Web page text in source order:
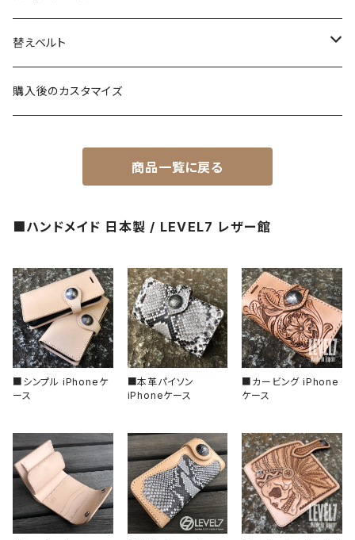
1ST文字盤
2ND文字盤
X1文字盤
1ST文字盤
ケース/ケースバック
CROWN（リューズ）
べセル
回転式
固定式
ベゼルインサート
フラット型（セラミック）
フラット型（エポキシ樹脂）
スロープ型（セラミック）
チャプターリング
風防/クリスタル
その他、アクセサリー
替えベルト
レザーベルト
一点モノ-即納（ハンドメイド）
MPGシリーズ
バックル
ステンレスベルト
ラバーベルト
購入後のカスタマイズ
商品一覧に戻る
■ハンドメイド 日本製 / LEVEL7 レザー館
■シンプル iPhoneケ
ース
■本革パイソン
iPhoneケース
■カービング iPhone
ケース